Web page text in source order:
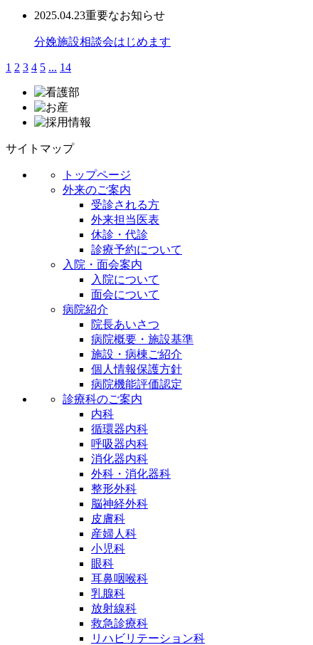
2025.04.23重要なお知らせ
分娩施設相談会はじめます
1 2 3 4 5 ... 14
サイトマップ
トップページ
外来のご案内
受診される方
外来担当医表
休診・代診
診療予約について
入院・面会案内
入院について
面会について
病院紹介
院長あいさつ
病院概要・施設基準
施設・病棟ご紹介
個人情報保護方針
病院機能評価認定
診療科のご案内
内科
循環器内科
呼吸器内科
消化器内科
外科・消化器科
整形外科
脳神経外科
皮膚科
産婦人科
小児科
眼科
耳鼻咽喉科
乳腺科
放射線科
救急診療科
リハビリテーション科